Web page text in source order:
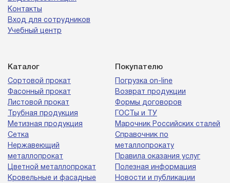
Контакты
Вход для сотрудников
Учебный центр
Каталог
Сортовой прокат
Фасонный прокат
Листовой прокат
Трубная продукция
Метизная продукция
Сетка
Нержавеющий
металлопрокат
Цветной металлопрокат
Кровельные и фасадные
Покупателю
Погрузка on-line
Возврат продукции
Формы договоров
ГОСТы и ТУ
Марочник Российских сталей
Справочник по
металлопрокату
Правила оказания услуг
Полезная информация
Новости и публикации